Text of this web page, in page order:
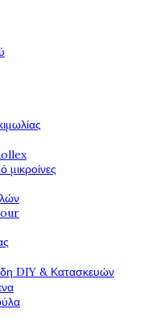
DIY & Κατασκευών